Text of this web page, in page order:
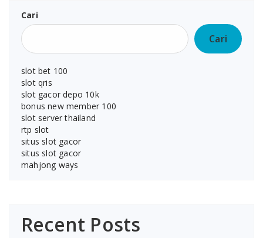
Cari
Cari
slot bet 100
slot qris
slot gacor depo 10k
bonus new member 100
slot server thailand
rtp slot
situs slot gacor
situs slot gacor
mahjong ways
Recent Posts